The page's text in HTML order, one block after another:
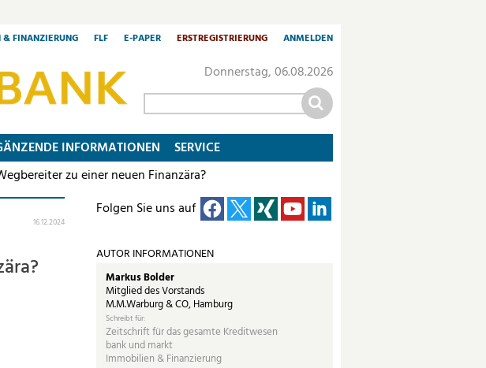
Donnerstag, 06.08.2026
FINANZIERUNG FLF E-PAPER ERSTREGISTRIERUNG ANMELDEN
zu einer neuen Finanzära?
16.12.2024
Folgen Sie uns auf
AUTOR INFORMATIONEN
Markus Bolder
Mitglied des Vorstands
M.M.Warburg & CO, Hamburg
Schreibt für:
Zeitschrift für das gesamte Kreditwesen
bank und markt
Immobilien & Finanzierung
INFORMATIONEN SERVICE